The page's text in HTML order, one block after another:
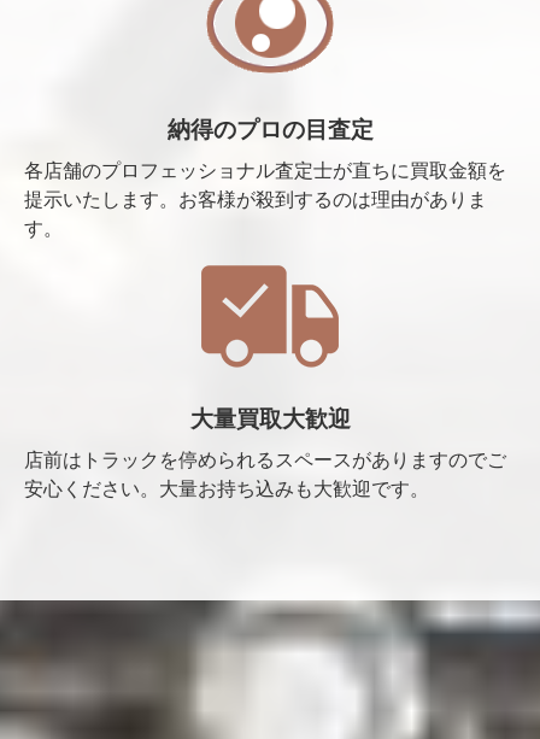
納得のプロの目査定
各店舗のプロフェッショナル査定士が直ちに買取金額を
提示いたします。お客様が殺到するのは理由がありま
す。
大量買取大歓迎
店前はトラックを停められるスペースがありますのでご
安心ください。大量お持ち込みも大歓迎です。